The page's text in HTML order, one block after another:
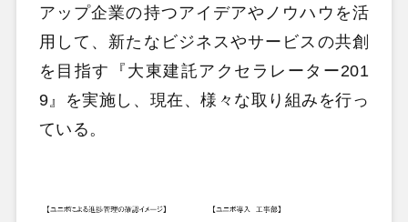
アップ企業の持つアイデアやノウハウを活
用して、新たなビジネスやサービスの共創
を目指す『大東建託アクセラレーター201
9』を実施し、現在、様々な取り組みを行っ
ている。